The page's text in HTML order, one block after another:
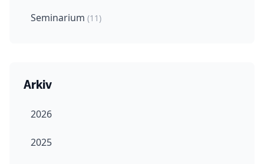
Seminarium (11)
Arkiv
2026
2025